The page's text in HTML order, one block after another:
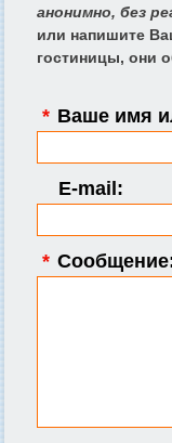
анонимно, без
или напишите
гостиницы, они
* Ваше имя
E-mail:
*